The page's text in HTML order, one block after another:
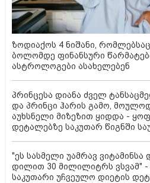
ზოდიაქოს 4 ნიშანი,
ბოლომდე ფინანსური
ასტროლოგები ასახელებენ
პრინცესა დიანა ძველ
და პრინცი ჰარის გამო,
აუხსნელი მიზეზით ყიდდა -
დეტალებზე საკუთარ წიგნში
"ეს სასმელი უამრავ ვიტამინსა
დილით 30 მილილიტრს ვსვამ" -
საკუთარი უჩვეულო დიეტის